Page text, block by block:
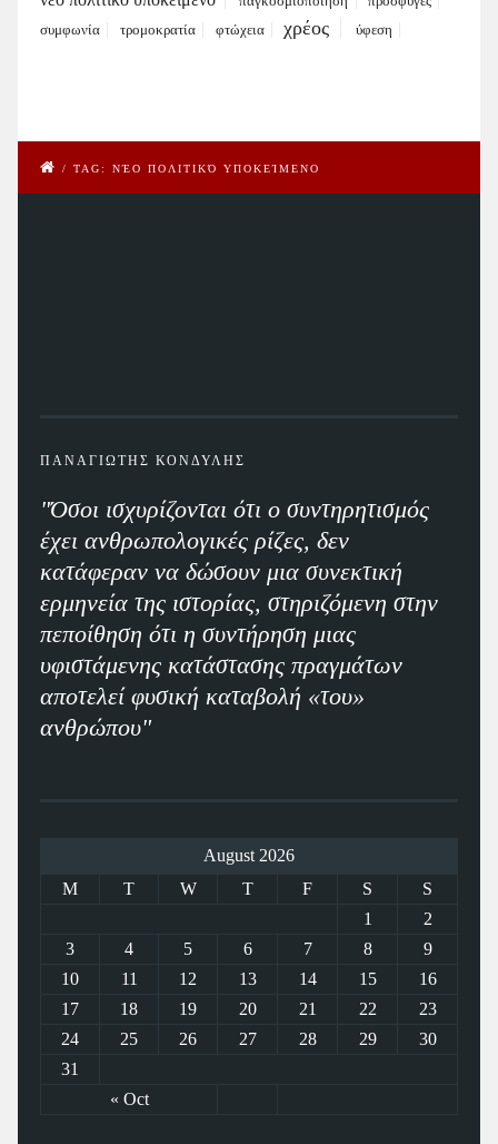
συμφωνία
τρομοκρατία φτώχεια χρέος ύφεση
/ TAG: ΝΈΟ ΠΟΛΙΤΙΚΌ ΥΠΟΚΕΊΜΕΝΟ
ΠΑΝΑΓΙΩΤΗΣ ΚΟΝΔΥΛΗΣ
"Όσοι ισχυρίζονται ότι ο συντηρητισμός
έχει ανθρωπολογικές ρίζες, δεν
κατάφεραν να δώσουν μια συνεκτική
ερμηνεία της ιστορίας, στηριζόμενη στην
πεποίθηση ότι η συντήρηση μιας
υφιστάμενης κατάστασης πραγμάτων
αποτελεί φυσική καταβολή «του»
ανθρώπου"
August 2026
M
T W T F S S
« Oct
1
2
3
4 5 6 7 8
9
10
11 12 13 14 15
16
17
18 19 20 21 22
23
24
25 26 27 28 29
30
31